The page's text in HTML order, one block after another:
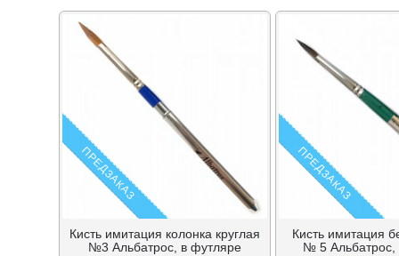
ПРЕДЗАКАЗ
Кисть имитация колонка круглая
№3 Альбатрос, в футляре
ПРЕДЗАКАЗ
Кисть имитация
№ 5 Альбатрос,